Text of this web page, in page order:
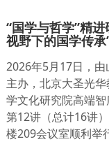
“国学与哲学”精
视野下的国学传承
2026年5月17日，
主办，北京大圣光
学文化研究院高端
第12讲（总计16讲
楼209会议室顺利举